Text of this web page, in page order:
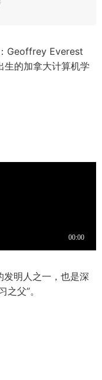
Geoffrey Everest
的加拿大计算机学
明人之一，也是深
父”。